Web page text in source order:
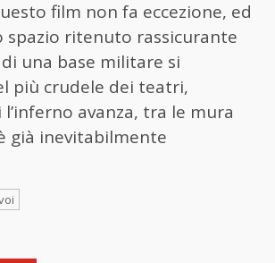
film non fa eccezione, ed
spazio ritenuto rassicurante
una base militare si
più crudele dei teatri,
avanza, tra le mura
già inevitabilmente